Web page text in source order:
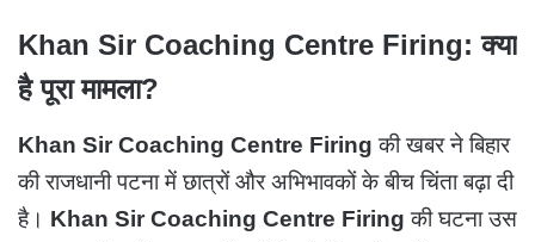
Khan Sir Coaching Centre Firing: क्या
है पूरा मामला?
Khan Sir Coaching Centre Firing की खबर ने बिहार
की राजधानी पटना में छात्रों और अभिभावकों के बीच चिंता बढ़ा दी
है। Khan Sir Coaching Centre Firing की घटना उस